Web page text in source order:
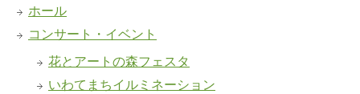
ホール
コンサート・イベント
花とアートの森フェスタ
いわてまちイルミネーション